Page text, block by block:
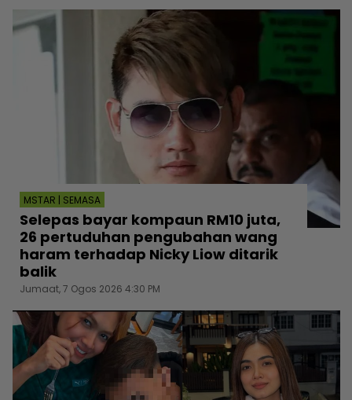
MSTAR | SEMASA
Selepas bayar kompaun RM10 juta,
26 pertuduhan pengubahan wang
haram terhadap Nicky Liow ditarik
balik
Jumaat, 7 Ogos 2026 4:30 PM